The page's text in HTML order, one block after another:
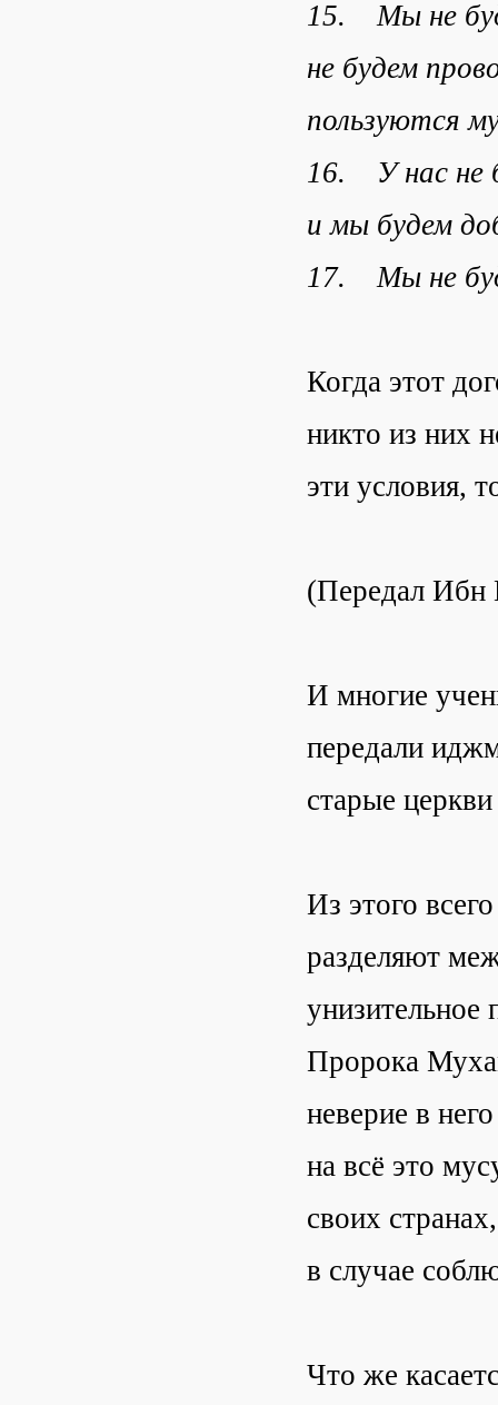
15. Мы не
не будем
пользуются
16. У нас не
и мы будем
17. Мы не
Когда этот
никто из них
эти условия,
(Передал Ибн
И многие
передали
старые
Из этого
разделяют
Пророка
неверие в
на всё это
своих
в случае
Что же